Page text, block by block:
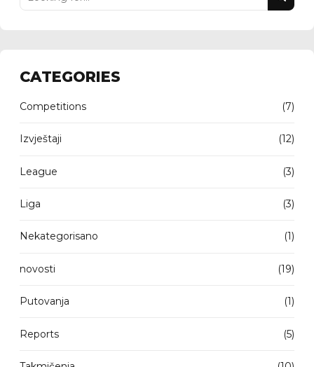
CATEGORIES
Competitions (7)
Izvještaji (12)
League (3)
Liga (3)
Nekategorisano (1)
novosti (19)
Putovanja (1)
Reports (5)